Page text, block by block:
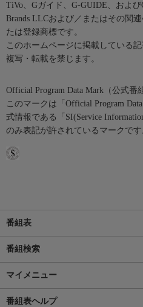
TiVo、Gガイド、G-GUIDE、およ
Brands LLCおよび／またはその関
たは登録商標です。
このホームページに掲載している
複写・転載を禁じます。
Official Program Data Mark（公式番
このマークは「Official Program
式情報である「SI(Service
のみ表記が許されているマークです
番組表
番組検索
マイメニュー
番組表ヘルプ